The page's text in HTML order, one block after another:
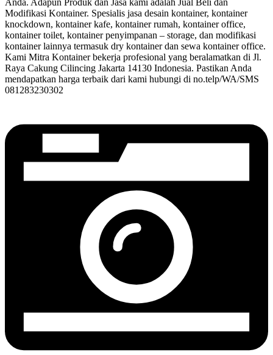
Anda. Adapun Produk dan Jasa kami adalah Jual Beli dan
Modifikasi Kontainer. Spesialis jasa desain kontainer, kontainer
knockdown, kontainer kafe, kontainer rumah, kontainer office,
kontainer toilet, kontainer penyimpanan – storage, dan modifikasi
kontainer lainnya termasuk dry kontainer dan sewa kontainer office.
Kami Mitra Kontainer bekerja profesional yang beralamatkan di Jl.
Raya Cakung Cilincing Jakarta 14130 Indonesia. Pastikan Anda
mendapatkan harga terbaik dari kami hubungi di no.telp/WA/SMS
081283230302